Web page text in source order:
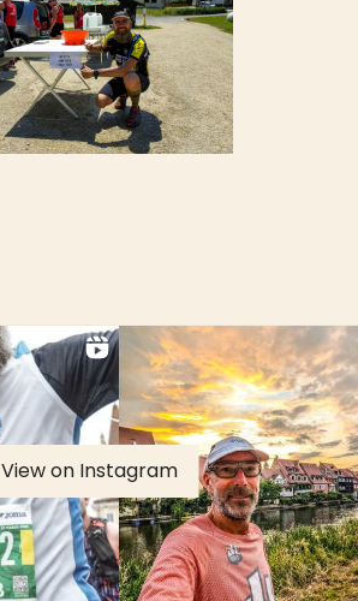
View on Instagram